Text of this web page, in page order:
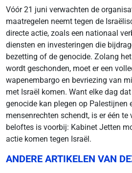
Vóór 21 juni verwachten de
maatregelen neemt tegen de
directe actie, zoals een nationaal
diensten en investeringen die
bezetting of de genocide. Zolang
wordt geschonden, moet er een
wapenembargo en bevriezing van
met Israël komen. Want elke dag
genocide kan plegen op Palestijnen
mensenrechten schendt, is er één te
beloftes is voorbij: Kabinet Jetten
actie komen tegen Israël.
ANDERE ARTIKELEN VAN